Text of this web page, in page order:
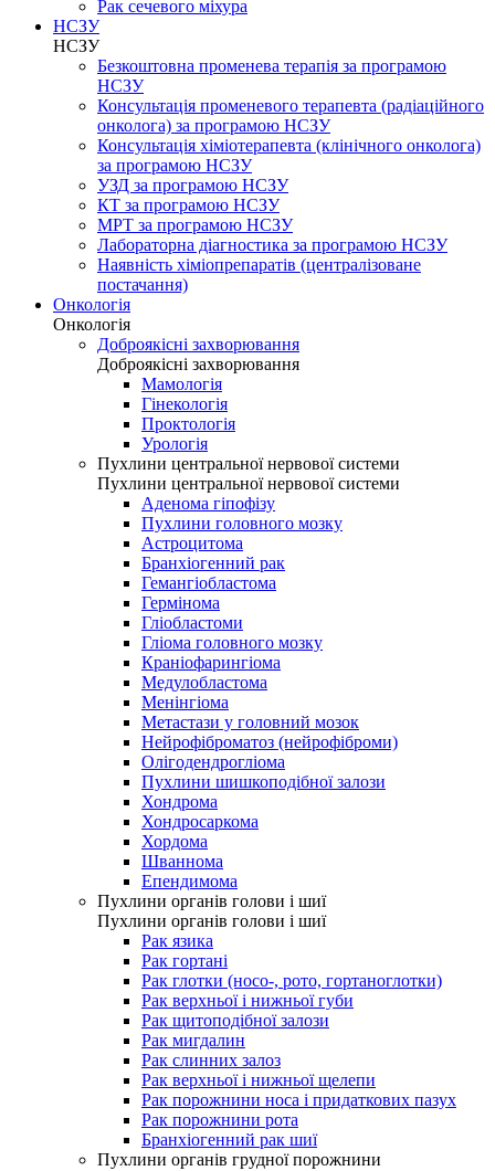
Рак сечевого міхура
НСЗУ
НСЗУ
Безкоштовна променева терапія за програмою
НСЗУ
Консультація променевого терапевта (радіаційного
онколога) за програмою НСЗУ
Консультація хіміотерапевта (клінічного онколога)
за програмою НСЗУ
УЗД за програмою НСЗУ
КТ за програмою НСЗУ
МРТ за програмою НСЗУ
Лабораторна діагностика за програмою НСЗУ
Наявність хіміопрепаратів (централізоване
постачання)
Онкологія
Онкологія
Доброякісні захворювання
Доброякісні захворювання
Мамологія
Гінекологія
Проктологія
Урологія
Пухлини центральної нервової системи
Пухлини центральної нервової системи
Аденома гіпофізу
Пухлини головного мозку
Астроцитома
Бранхіогенний рак
Гемангіобластома
Гермінома
Гліобластоми
Гліома головного мозку
Краніофарингіома
Медулобластома
Менінгіома
Метастази у головний мозок
Нейрофіброматоз (нейрофіброми)
Олігодендрогліома
Пухлини шишкоподібної залози
Хондрома
Хондросаркома
Хордома
Шваннома
Епендимома
Пухлини органів голови і шиї
Пухлини органів голови і шиї
Рак язика
Рак гортані
Рак глотки (носо-, рото, гортаноглотки)
Рак верхньої і нижньої губи
Рак щитоподібної залози
Рак мигдалин
Рак слинних залоз
Рак верхньої і нижньої щелепи
Рак порожнини носа і придаткових пазух
Рак порожнини рота
Бранхіогенний рак шиї
Пухлини органів грудної порожнини